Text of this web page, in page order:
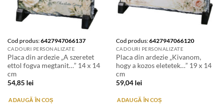
Cod produs:6427947066137
CADOURI PERSONALIZATE
Placa din ardezie „A szeretet
ettol fogva megtanit…” 14 x 14
cm
54,85 lei
ADAUGĂ ÎN COȘ
Cod produs:6427947066120
CADOURI PERSONALIZATE
Placa din ardezie „Kivanom,
hogy a kozos eletetek…” 19 x 14
cm
59,04 lei
ADAUGĂ ÎN COȘ